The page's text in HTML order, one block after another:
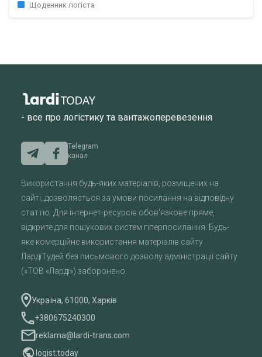
Щоденник логіста
- все про логістику та вантажоперевезення
Telegram
канал
Використання будь-яких матеріалів, розміщених на
сайті, дозволяється за умови посилання на відповідну
статтю. Для інтернет-ресурсів обов'язкове пряме,
відкрите для пошукових систем гіперпосилання. Будь-
яке комерційне використання матеріалів сайту
ЛардіТудей без письмового дозволу адміністрації сайту
(«ТОВ «Ларді») заборонено.
Україна, 61000, Харків
+380675240300
reklama@lardi-trans.com
logist.today